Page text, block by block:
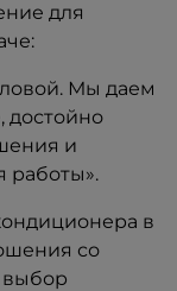
для
Мы даем
достойно
и
работы».
в
со
выбор